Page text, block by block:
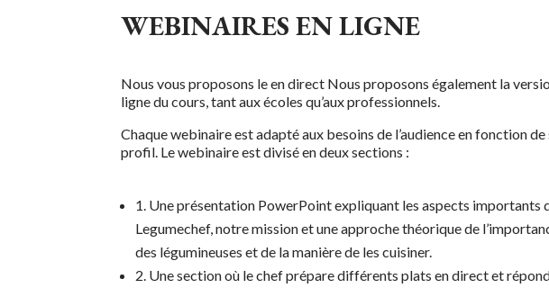
WEBINAIRES EN LIGNE
Nous vous proposons leen direct Nous proposons également la
ligne du cours, tant aux écoles qu’aux professionnels.
Chaque webinaire est adapté aux besoins de l’audience en fonction de
profil. Le webinaire est divisé en deux sections :
1. Une présentation PowerPoint expliquant les aspects importants
Legumechef, notre mission et une approche théorique de
des légumineuses et de la manière de les cuisiner.
2. Une section où le chef prépare différents plats en direct et